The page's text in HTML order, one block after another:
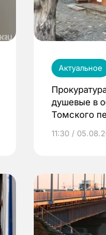
Актуальное
душевые в
Томского
11:30 /